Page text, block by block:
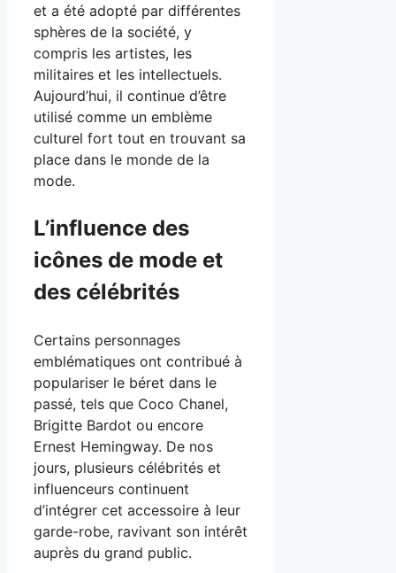
et a été adopté par différentes
sphères de la société, y
compris les artistes, les
militaires et les intellectuels.
Aujourd’hui, il continue d’être
utilisé comme un emblème
culturel fort tout en trouvant sa
place dans le monde de la
mode.
L’influence des
icônes de mode et
des célébrités
Certains personnages
emblématiques ont contribué à
populariser le béret dans le
passé, tels que Coco Chanel,
Brigitte Bardot ou encore
Ernest Hemingway. De nos
jours, plusieurs célébrités et
influenceurs continuent
d’intégrer cet accessoire à leur
garde-robe, ravivant son intérêt
auprès du grand public.